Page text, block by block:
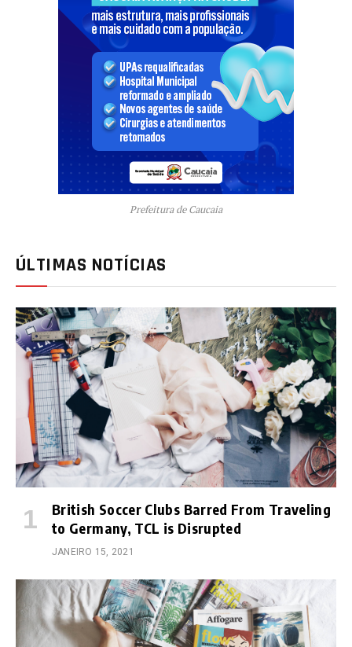
Prefeitura de Caucaia
ÚLTIMAS NOTÍCIAS
British Soccer Clubs Barred From Traveling
to Germany, TCL is Disrupted
JANEIRO 15, 2021